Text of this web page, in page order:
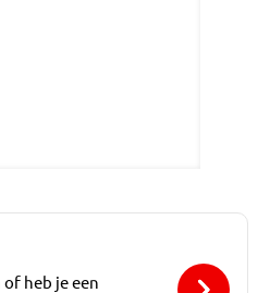
heb je een